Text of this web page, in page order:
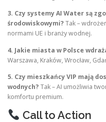
3. Czy systemy AI Water są
środowiskowymi? Tak –
normami UE i branży wodnej.
4. Jakie miasta w Polsce
Warszawa, Kraków, Wrocław,
5. Czy mieszkańcy VIP mają
wodnych? Tak – AI umożliwia
komfortu premium.
Call to Action